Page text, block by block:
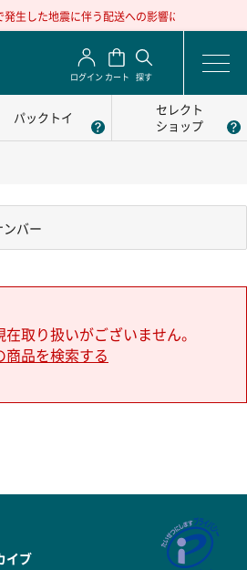
発生した地震に伴う配送への影響について
ログイン カート 探す
パックトイ
セレクト
ショップ
バー
取り扱いがございません。
商品を検索する
イブ